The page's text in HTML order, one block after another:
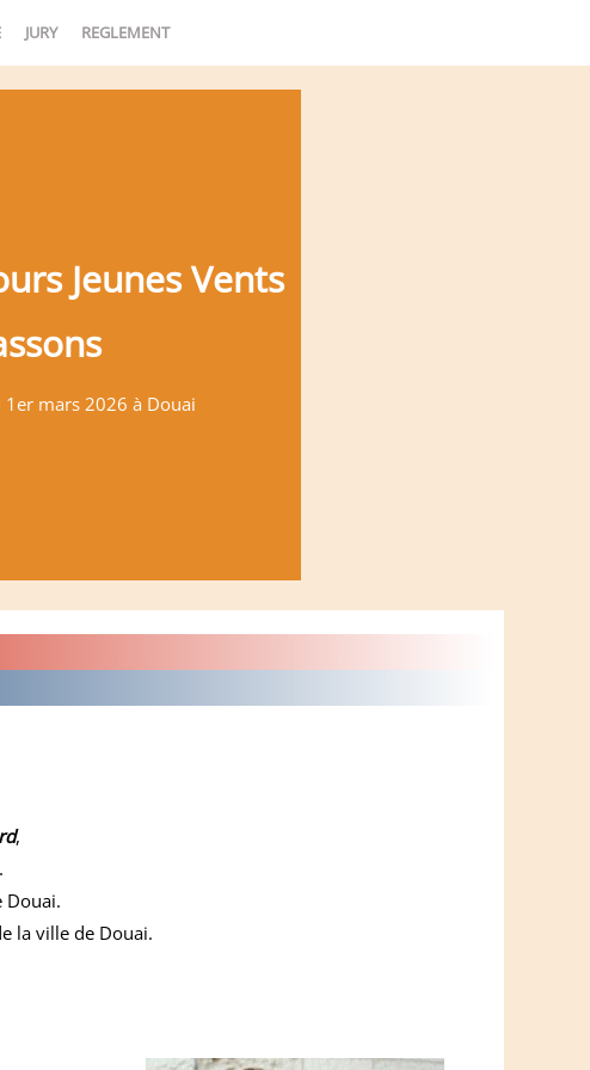
JURY REGLEMENT
Jeunes Vents
mars 2026 à Douai
,
Douai.
la ville de Douai.